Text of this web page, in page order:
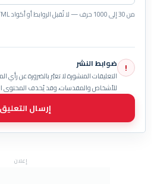
من 30 إلى 1000 حرف — لا تُقبل الروابط أو أكواد HTML.
! ضوابط النشر
التعليقات المنشورة لا تعبّر بالضرورة عن رأي
للأشخاص والمقدسات، وقد يُحذف المحتوى
إرسال التعليق
إعلان